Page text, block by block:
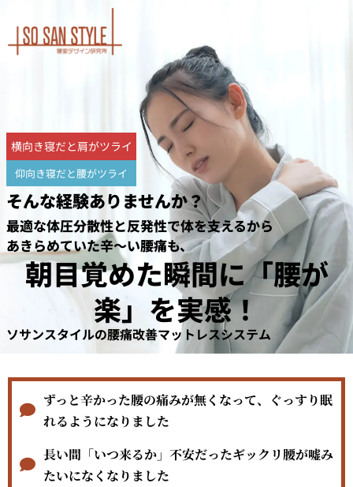
プ横向き寝だと肩がツライ
仰向き寝だと腰がツライ
そんな経験ありませんか？
最適な体圧分散性と反発性で体を支えるから
あきらめていた辛〜い腰痛も、
朝目覚めた瞬間に「腰が
楽」を実感！
ソサンスタイルの腰痛改善マットレスシステム
ずっと辛かった腰の痛みが無くなって、ぐっすり眠
れるようになりました​
長い間「いつ来るか」不安だったギックリ腰が嘘み
たいになくなりました